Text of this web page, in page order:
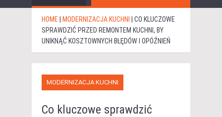
HOME MODERNIZACJA KUCHNI
CO KLUCZOWE
SPRAWDZIĆ PRZED REMONTEM KUCHNI, BY
UNIKNĄĆ KOSZTOWNYCH BŁĘDÓW I OPÓŹNIEŃ
MODERNIZACJA KUCHNI
Co kluczowe sprawdzić